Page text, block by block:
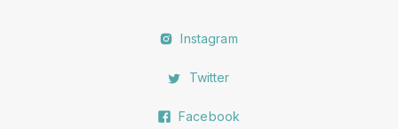
Instagram
Twitter
Facebook